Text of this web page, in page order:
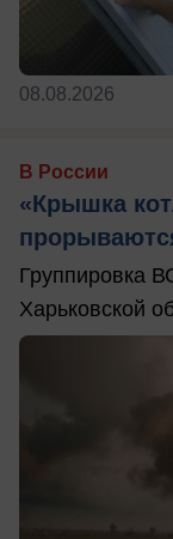
08.08.2026
В России
«Крышка
Группировка
Харьковской